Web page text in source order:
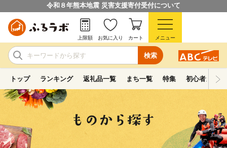
令和８年熊本地震 災害支援寄付受付について
検索
上限額 お気に入り カート メニュー
トップ ランキング 返礼品一覧 まち一覧 特集 初心者ガイド